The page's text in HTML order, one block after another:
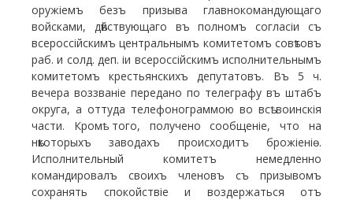
оружіемъ безъ призыва главнокомандующаго
войсками, дѣйствующаго въ полномъ согласіи съ
всероссійскимъ центральнымъ комитетомъ совѣтовъ
раб. и солд. деп. іи всероссійскимъ исполнительнымъ
комитетомъ крестьянскихъ депутатовъ. Въ 5 ч.
вечера воззваніе передано по телеграфу въ штабъ
округа, а оттуда телефонограммою во всѣ воинскія
части. Кромѣ того, получено сообщеніе, что на
нѣкоторыхъ заводахъ происходитъ брожіеніѳ.
Исполнительный комитетъ немедленно
командировалъ своихъ членовъ съ призывомъ
сохранять спокойствіе и воздержаться отъ